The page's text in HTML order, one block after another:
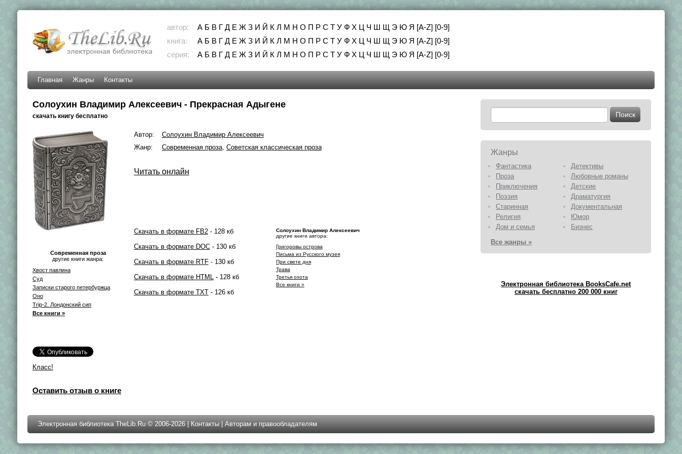
автор: А Б В Г Д Е Ж З И Й К Л М Н О П Р С Т У Ф Х Ц Ч Ш Щ Э Ю Я [A-Z] [0-9]
книга:
А Б В Г Д Е Ж З И Й К Л М Н О П Р С Т У Ф Х Ц Ч Ш Щ Э Ю Я [A-Z] [0-9]
серия:
А Б В Г Д Е Ж З И Й К Л М Н О П Р С Т У Ф Х Ц Ч Ш Щ Э Ю Я [A-Z] [0-9]
Главная Жанры Контакты
Солоухин Владимир Алексеевич - Прекрасная Адыгене
скачать книгу бесплатно
Современная проза
другие книги жанра:
Хвост павлина
Суд
Записки старого петербуржца
Оно
Trip-2. Лондонский сип
Все книги »
Класс!
Автор:
Солоухин Владимир Алексеевич
Жанр:
Современная проза, Советская классическая проза
Читать онлайн
Скачать в формате FB2- 128 кб
Скачать в формате DOC- 130 кб
Скачать в формате RTF- 130 кб
Скачать в формате HTML- 128 кб
Скачать в формате TXT- 126 кб
Солоухин Владимир Алексеевич
другие книги автора:
Григоровы острова
Письма из Русского музея
При свете дня
Трава
Третья охота
Все книги »
Оставить отзыв о книге
Жанры
Фантастика
Детективы
Проза
Любовные романы
Приключения
Детские
Поэзия
Драматургия
Старинная
Документальная
Религия
Юмор
Дом и семья
Бизнес
Все жанры »
Электронная библиотека BooksCafe.net
скачать бесплатно 200 000 книг
Электронная библиотека TheLib.Ru © 2006-2026 | Контакты| Авторам и правообладателям